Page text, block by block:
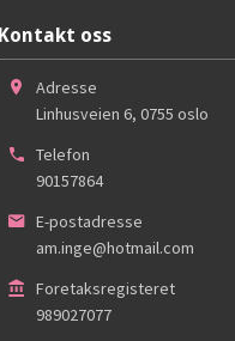
Kontakt oss
Adresse
Linhusveien 6, 0755 oslo
Telefon
90157864
E-postadresse
am.inge@hotmail.com
Foretaksregisteret
989027077